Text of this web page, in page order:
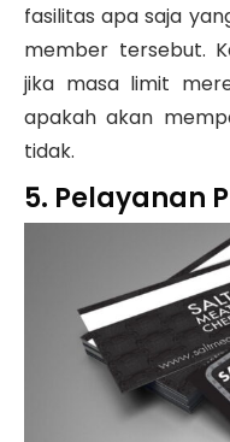
fasilitas apa saja
member tersebut.
jika masa limit
apakah akan
tidak.
5. Pelayanan